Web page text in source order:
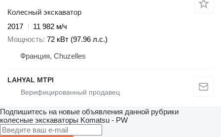
Колесный экскаватор
2017
11 982 м/ч
Мощность 72 кВт (97.96 л.с.)
Франция, Chuzelles
LAHYAL MTPI
Подпишитесь на новые объявления данной рубрики
колесные экскаваторы Komatsu - PW